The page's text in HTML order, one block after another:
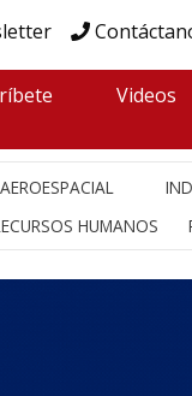
Videos
AEROESPACIAL
HUMANOS